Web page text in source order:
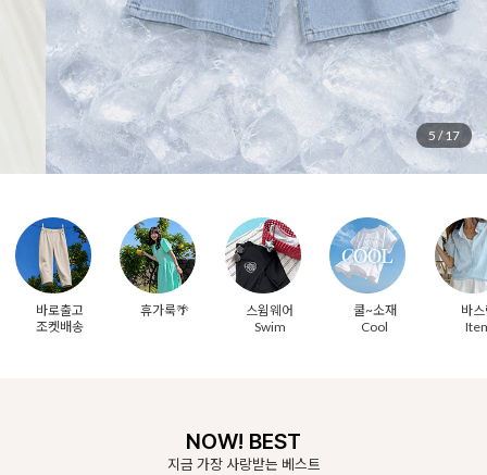
6 /17
바로출고
조켓배송
휴가룩🌴
스윔웨어
Swim
쿨~소재
Cool
바
NOW! BEST
지금 가장 사랑받는 베스트